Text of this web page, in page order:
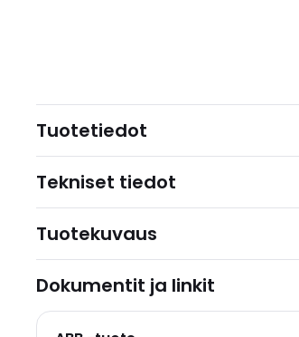
Tuotetiedot
Tekniset tiedot
Tuotekuvaus
Dokumentit ja linkit